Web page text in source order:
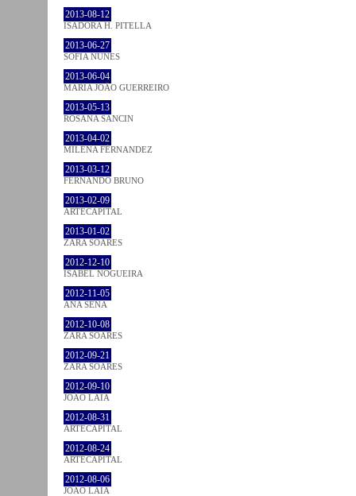
2013-08-12
ISADORA H. PITELLA
2013-06-27
SOFIA NUNES
2013-06-04
MARIA JOÃO GUERREIRO
2013-05-13
ROSANA SANCIN
2013-04-02
MILENA FÉRNANDEZ
2013-03-12
FERNANDO BRUNO
2013-02-09
ARTECAPITAL
2013-01-02
ZARA SOARES
2012-12-10
ISABEL NOGUEIRA
2012-11-05
ANA SENA
2012-10-08
ZARA SOARES
2012-09-21
ZARA SOARES
2012-09-10
JOÃO LAIA
2012-08-31
ARTECAPITAL
2012-08-24
ARTECAPITAL
2012-08-06
JOÃO LAIA